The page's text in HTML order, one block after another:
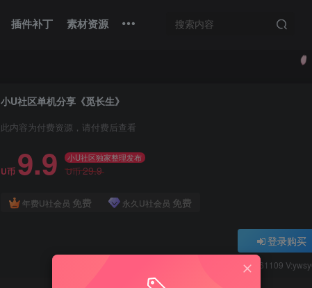
插件补丁 素材资源
小U社区单机分享《觅长生》
此内容为付费资源，请付费后查看
U币 9.9 小U社区独家整理发布
U币29.9
年费U社会员 免费 永久U社会员 免费
登录购买
Q:1337861109